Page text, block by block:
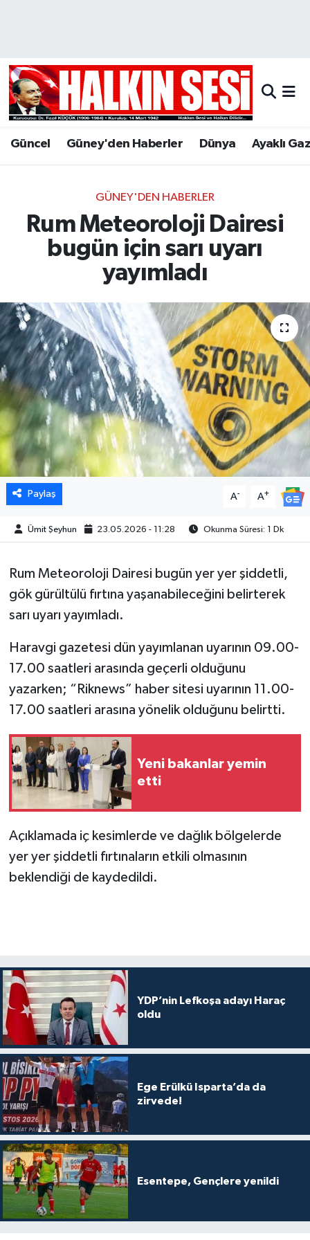
Güncel Güney'den Haberler Dünya Ayaklı
GÜNEY'DEN HABERLER
Rum Meteoroloji Dairesi
bugün için sarı uyarı
yayımladı
Paylaş A- A+
Ümit Şeyhun 23.05.2026 - 11:28 Okunma Süresi: 1 Dk
Rum Meteoroloji Dairesi bugün yer yer şiddetli,
gök gürültülü fırtına yaşanabileceğini belirterek
sarı uyarı yayımladı.
Haravgi gazetesi dün yayımlanan uyarının 09.00-
17.00 saatleri arasında geçerli olduğunu
yazarken; “Riknews” haber sitesi uyarının 11.00-
17.00 saatleri arasına yönelik olduğunu belirtti.
Yeni bakanlar yemin
etti
Açıklamada iç kesimlerde ve dağlık bölgelerde
yer yer şiddetli fırtınaların etkili olmasının
beklendiği de kaydedildi.
YDP’nin Lefkoşa adayı Haraç
oldu
Ege Erülkü Isparta’da da
zirvede!
Esentepe, Gençlere yenildi
Hava Durumu
Trafik Durumu
Tüm Manşetler
Son Dakika Haberleri
Haber Arşivi